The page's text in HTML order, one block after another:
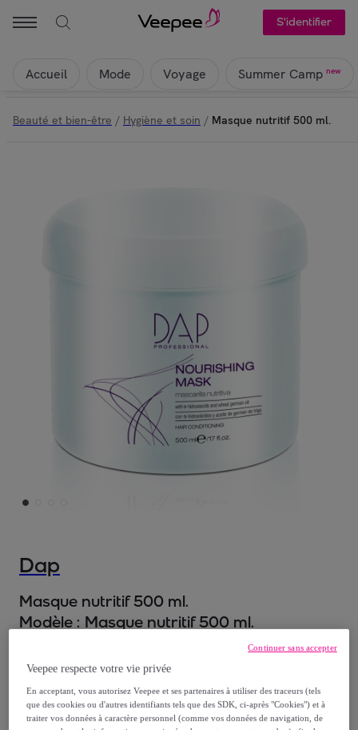
S'identifier
Accueil Mode Voyage Summer Camp new
Beauté et bien-être / Hygiène et soin / Masque nutritif 500 ml.
Dap
Masque nutritif 500 ml.
Modèle : Masque nutritif 500 ml.
15,99 €
47,90 €
-66%
Veepee respecte votre vie privée
En acceptant, vous autorisez Veepee et ses partenaires à utiliser des traceurs (tels
que des cookies ou d'autres identifiants tels que des SDK, ci-après "Cookies") et à
traiter vos données à caractère personnel (comme vos données de navigation, de
Continuer sans accepter